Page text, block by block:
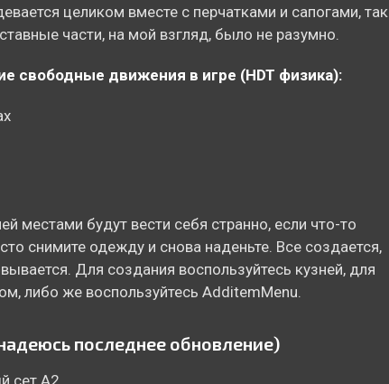
целиком вместе с перчатками и сапогами, так
части, на мой взгляд, было не разумно.
свободные движения в игре (HDT физика):
местами будут вести себя странно, если что-то
снимите одежду и снова наденьте. Все создается,
Для создания воспользуйтесь кузней, для
либо же воспользуйтесь AdditemMenu.
последнее обновление)
сет А2